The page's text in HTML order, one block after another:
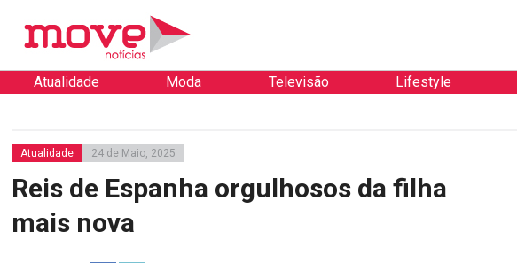
Atualidade Moda Televisão Lifestyle
Atualidade 24 de Maio, 2025
Reis de Espanha orgulhosos da filha
mais nova